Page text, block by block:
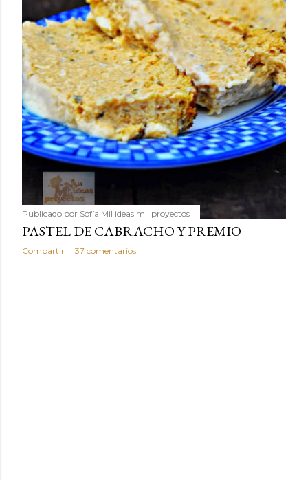
Publicado por Sofía Mil ideas mil proyectos
PASTEL DE CABRACHO Y PREMIO
Compartir 37 comentarios